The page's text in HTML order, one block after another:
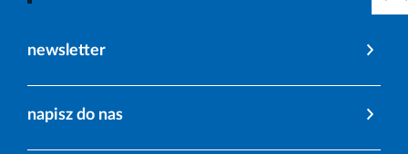
newsletter
napisz do nas